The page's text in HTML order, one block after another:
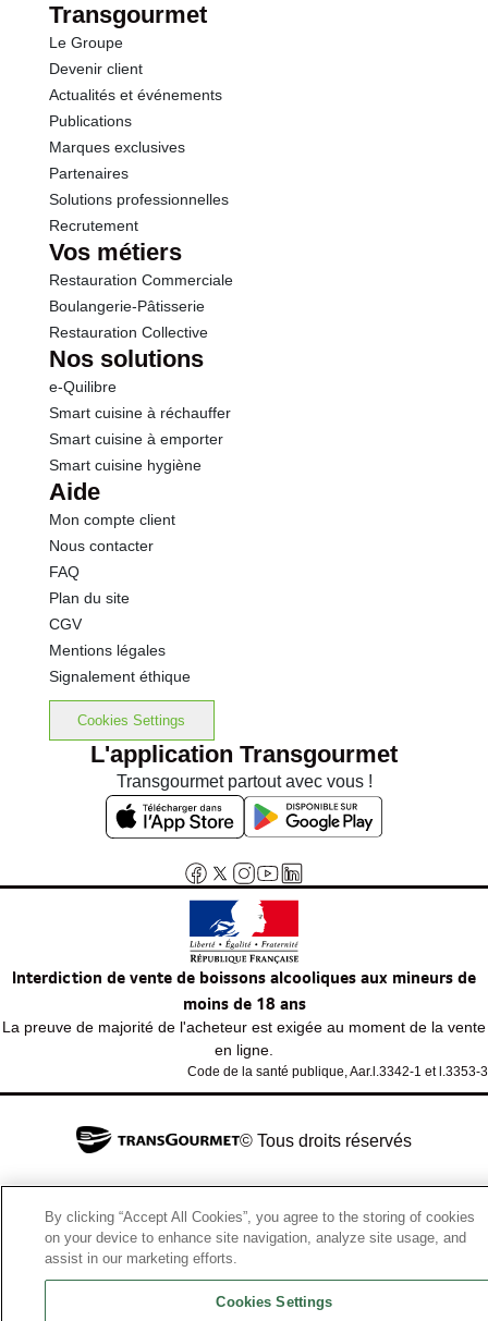
Transgourmet
Le Groupe
Devenir client
Actualités et événements
Publications
Marques exclusives
Partenaires
Solutions professionnelles
Recrutement
Vos métiers
Restauration Commerciale
Boulangerie-Pâtisserie
Restauration Collective
Nos solutions
e-Quilibre
Smart cuisine à réchauffer
Smart cuisine à emporter
Smart cuisine hygiène
Aide
Mon compte client
Nous contacter
FAQ
Plan du site
CGV
Mentions légales
Signalement éthique
Cookies Settings
L'application Transgourmet
Transgourmet partout avec vous !
Interdiction de vente de boissons alcooliques aux mineurs de
moins de 18 ans
La preuve de majorité de l'acheteur est exigée au moment de la vente
en ligne.
Code de la santé publique, Aar.l.3342-1 et l.3353-3
© Tous droits réservés
By clicking “Accept All Cookies”, you agree to the storing of cookies
on your device to enhance site navigation, analyze site usage, and
assist in our marketing efforts.
Cookies Settings